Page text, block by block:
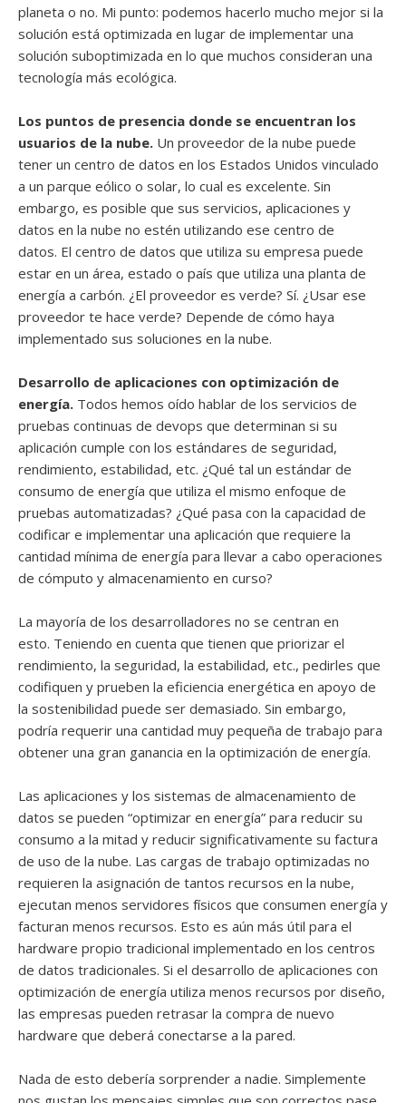
planeta o no. Mi punto: podemos hacerlo mucho mejor si la
solución está optimizada en lugar de implementar una
solución suboptimizada en lo que muchos consideran una
tecnología más ecológica.
Los puntos de presencia donde se encuentran los
usuarios de la nube. Un proveedor de la nube puede
tener un centro de datos en los Estados Unidos vinculado
a un parque eólico o solar, lo cual es excelente. Sin
embargo, es posible que sus servicios, aplicaciones y
datos en la nube no estén utilizando ese centro de
datos. El centro de datos que utiliza su empresa puede
estar en un área, estado o país que utiliza una planta de
energía a carbón. ¿El proveedor es verde? Sí. ¿Usar ese
proveedor te hace verde? Depende de cómo haya
implementado sus soluciones en la nube.
Desarrollo de aplicaciones con optimización de
energía. Todos hemos oído hablar de los servicios de
pruebas continuas de devops que determinan si su
aplicación cumple con los estándares de seguridad,
rendimiento, estabilidad, etc. ¿Qué tal un estándar de
consumo de energía que utiliza el mismo enfoque de
pruebas automatizadas? ¿Qué pasa con la capacidad de
codificar e implementar una aplicación que requiere la
cantidad mínima de energía para llevar a cabo operaciones
de cómputo y almacenamiento en curso?
La mayoría de los desarrolladores no se centran en
esto. Teniendo en cuenta que tienen que priorizar el
rendimiento, la seguridad, la estabilidad, etc., pedirles que
codifiquen y prueben la eficiencia energética en apoyo de
la sostenibilidad puede ser demasiado. Sin embargo,
podría requerir una cantidad muy pequeña de trabajo para
obtener una gran ganancia en la optimización de energía.
Las aplicaciones y los sistemas de almacenamiento de
datos se pueden “optimizar en energía” para reducir su
consumo a la mitad y reducir significativamente su factura
de uso de la nube. Las cargas de trabajo optimizadas no
requieren la asignación de tantos recursos en la nube,
ejecutan menos servidores físicos que consumen energía y
facturan menos recursos. Esto es aún más útil para el
hardware propio tradicional implementado en los centros
de datos tradicionales. Si el desarrollo de aplicaciones con
optimización de energía utiliza menos recursos por diseño,
las empresas pueden retrasar la compra de nuevo
hardware que deberá conectarse a la pared.
Nada de esto debería sorprender a nadie. Simplemente